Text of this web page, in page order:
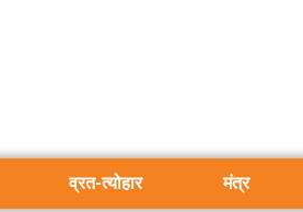
व्रत-त्योहार मंत्र